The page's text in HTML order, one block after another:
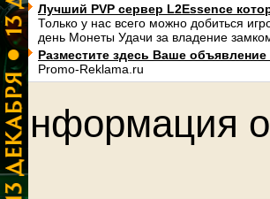
Лучший PVP сервер L2Essence
Только у нас всего можно добиться
день Монеты Удачи за владение
Разместите здесь Ваше объявление
Promo-Reklama.ru
Информация